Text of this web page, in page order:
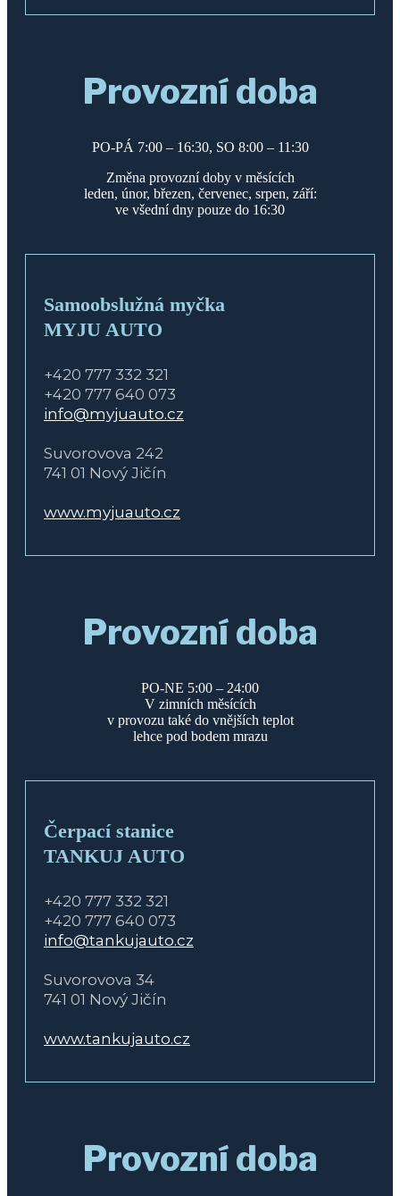
Provozní doba
PO-PÁ 7:00 – 16:30, SO 8:00 – 11:30
Změna provozní doby v měsících
leden, únor, březen, červenec, srpen, září:
ve všední dny pouze do 16:30
Samoobslužná myčka
MYJU AUTO
+420 777 332 321
+420 777 640 073
info@myjuauto.cz
Suvorovova 242
741 01 Nový Jičín
www.myjuauto.cz
Provozní doba
PO-NE 5:00 – 24:00
V zimních měsících
v provozu také do vnějších teplot
lehce pod bodem mrazu
Čerpací stanice
TANKUJ AUTO
+420 777 332 321
+420 777 640 073
info@tankujauto.cz
Suvorovova 34
741 01 Nový Jičín
www.tankujauto.cz
Provozní doba